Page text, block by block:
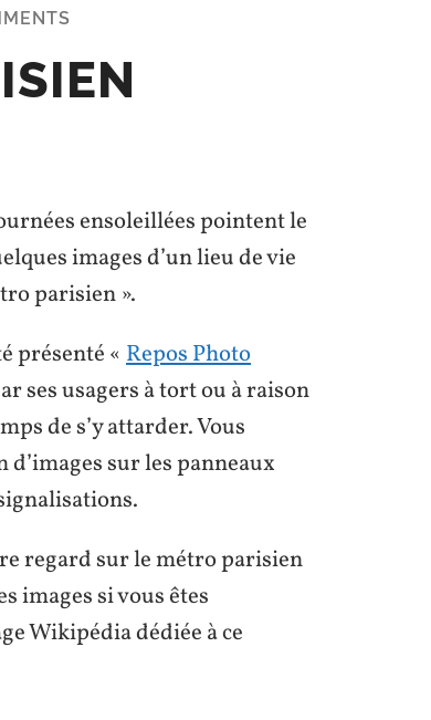
ensoleillées pointent le
images d’un lieu de vie
parisien ».
présenté « Repos Photo
ses usagers à tort ou à raison
de s’y attarder. Vous
sur les panneaux
regard sur le métro parisien
images si vous êtes
Wikipédia dédiée à ce